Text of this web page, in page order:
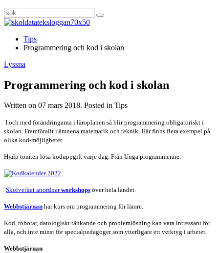
Tips
Programmering och kod i skolan
Lyssna
Programmering och kod i skolan
Written on 07 mars 2018. Posted in Tips
I och med förändringarna i läroplanen så blir programmering obligatoriskt i
skolan. Framförallt i ämnena matematik och teknik. Här finns flera exempel på
olika kod-möjligheter.
Hjälp tomten lösa koduppgift varje dag. Från Unga programmerare.
Skolverket anordnarworkshops över hela landet.
Webbstjärnan har kurs om programmering för lärare.
Kod, robotar, datologiskt tänkande och problemlösning kan vara intressant för
alla, och inte minst för specialpedagoger som ytterligare ett verktyg i arbetet.
Webbstjärnan